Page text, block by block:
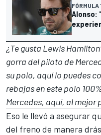
FÓRMULA
Alonso:
¿Te gusta Lewis
gorra del piloto de
su polo, aquí lo puedes
rebajas en este polo
Mercedes, aquí, al mejor
Eso le llevó a asegurar
del freno de manera